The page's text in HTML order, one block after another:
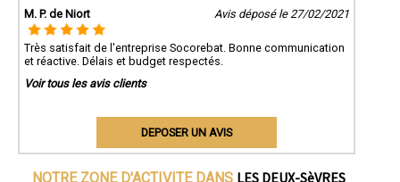
M. P. de Niort Avis déposé le 27/02/2021
Très satisfait de l'entreprise Socorebat. Bonne communication
et réactive. Délais et budget respectés.
Voir tous les avis clients
DEPOSER UN AVIS
NOTRE ZONE D'ACTIVITE DANS LES DEUX-SèVRES